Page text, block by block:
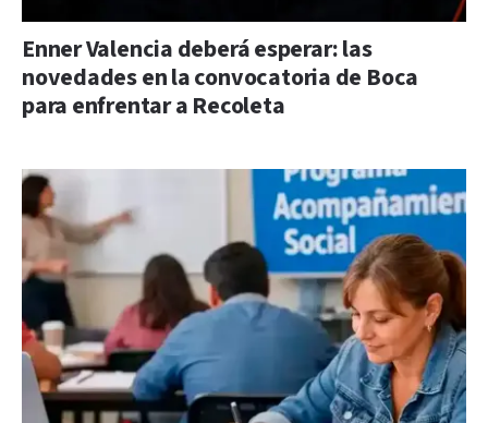
Enner Valencia deberá esperar: las
novedades en la convocatoria de Boca
para enfrentar a Recoleta